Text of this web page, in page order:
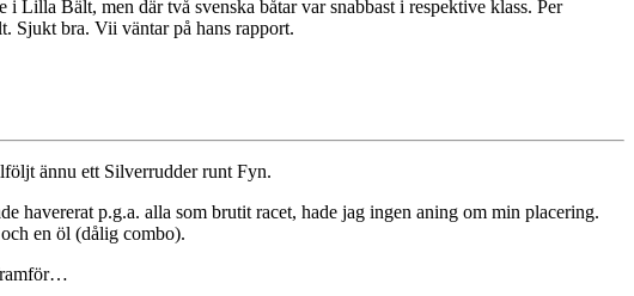
Lilla Bält, men där två svenska båtar var snabbast i respektive klass. Per
Sjukt bra. Vii väntar på hans rapport.
ännu ett Silverrudder runt Fyn.
havererat p.g.a. alla som brutit racet, hade jag ingen aning om min placering.
en öl (dålig combo).